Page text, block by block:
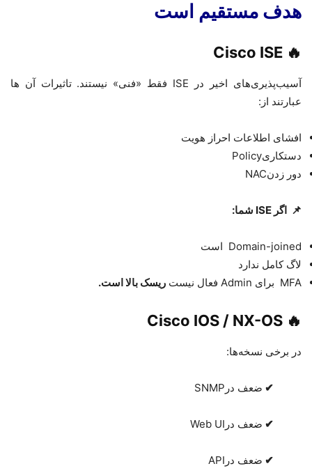
هدف مستقیم است
🔥
Cisco ISE
آسیب‌پذیری‌های اخیر در ISE فقط «فنی» نیستند. تاثیرات آن ها
عبارتند از :
افشای اطلاعات احراز هویت
دستکاریPolicy
دور زدنNAC
📌 اگر ISE شما:
Domain-joined است
لاگ کامل ندارد
MFA برای Admin فعال نیست ریسک بالا است.
🔥
Cisco IOS / NX-OS
در برخی نسخه‌ها:
✔ ضعف در SNMP
✔ ضعف در Web UI
✔ ضعف در API